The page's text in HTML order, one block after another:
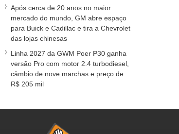
Após cerca de 20 anos no maior
mercado do mundo, GM abre espaço
para Buick e Cadillac e tira a Chevrolet
das lojas chinesas
Linha 2027 da GWM Poer P30 ganha
versão Pro com motor 2.4 turbodiesel,
câmbio de nove marchas e preço de
R$ 205 mil